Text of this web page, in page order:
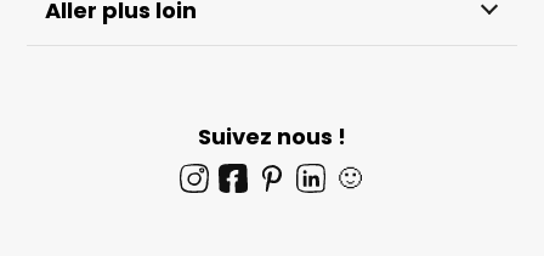
Aller plus loin
Suivez nous !
🙂